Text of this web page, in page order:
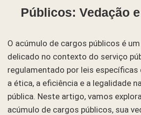
Públicos: Vedação
O acúmulo de cargos públicos é
delicado no contexto do serviço
regulamentado por leis
a ética, a eficiência e a legalidade
pública. Neste artigo, vamos
acúmulo de cargos públicos, sua